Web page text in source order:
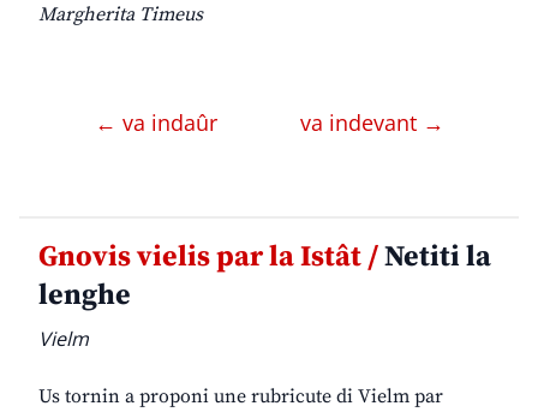
Margherita Timeus
← va indaûr va indevant →
Gnovis vielis par la Istât /Netiti la
lenghe
Vielm
Us tornin a proponi une rubricute di Vielm par